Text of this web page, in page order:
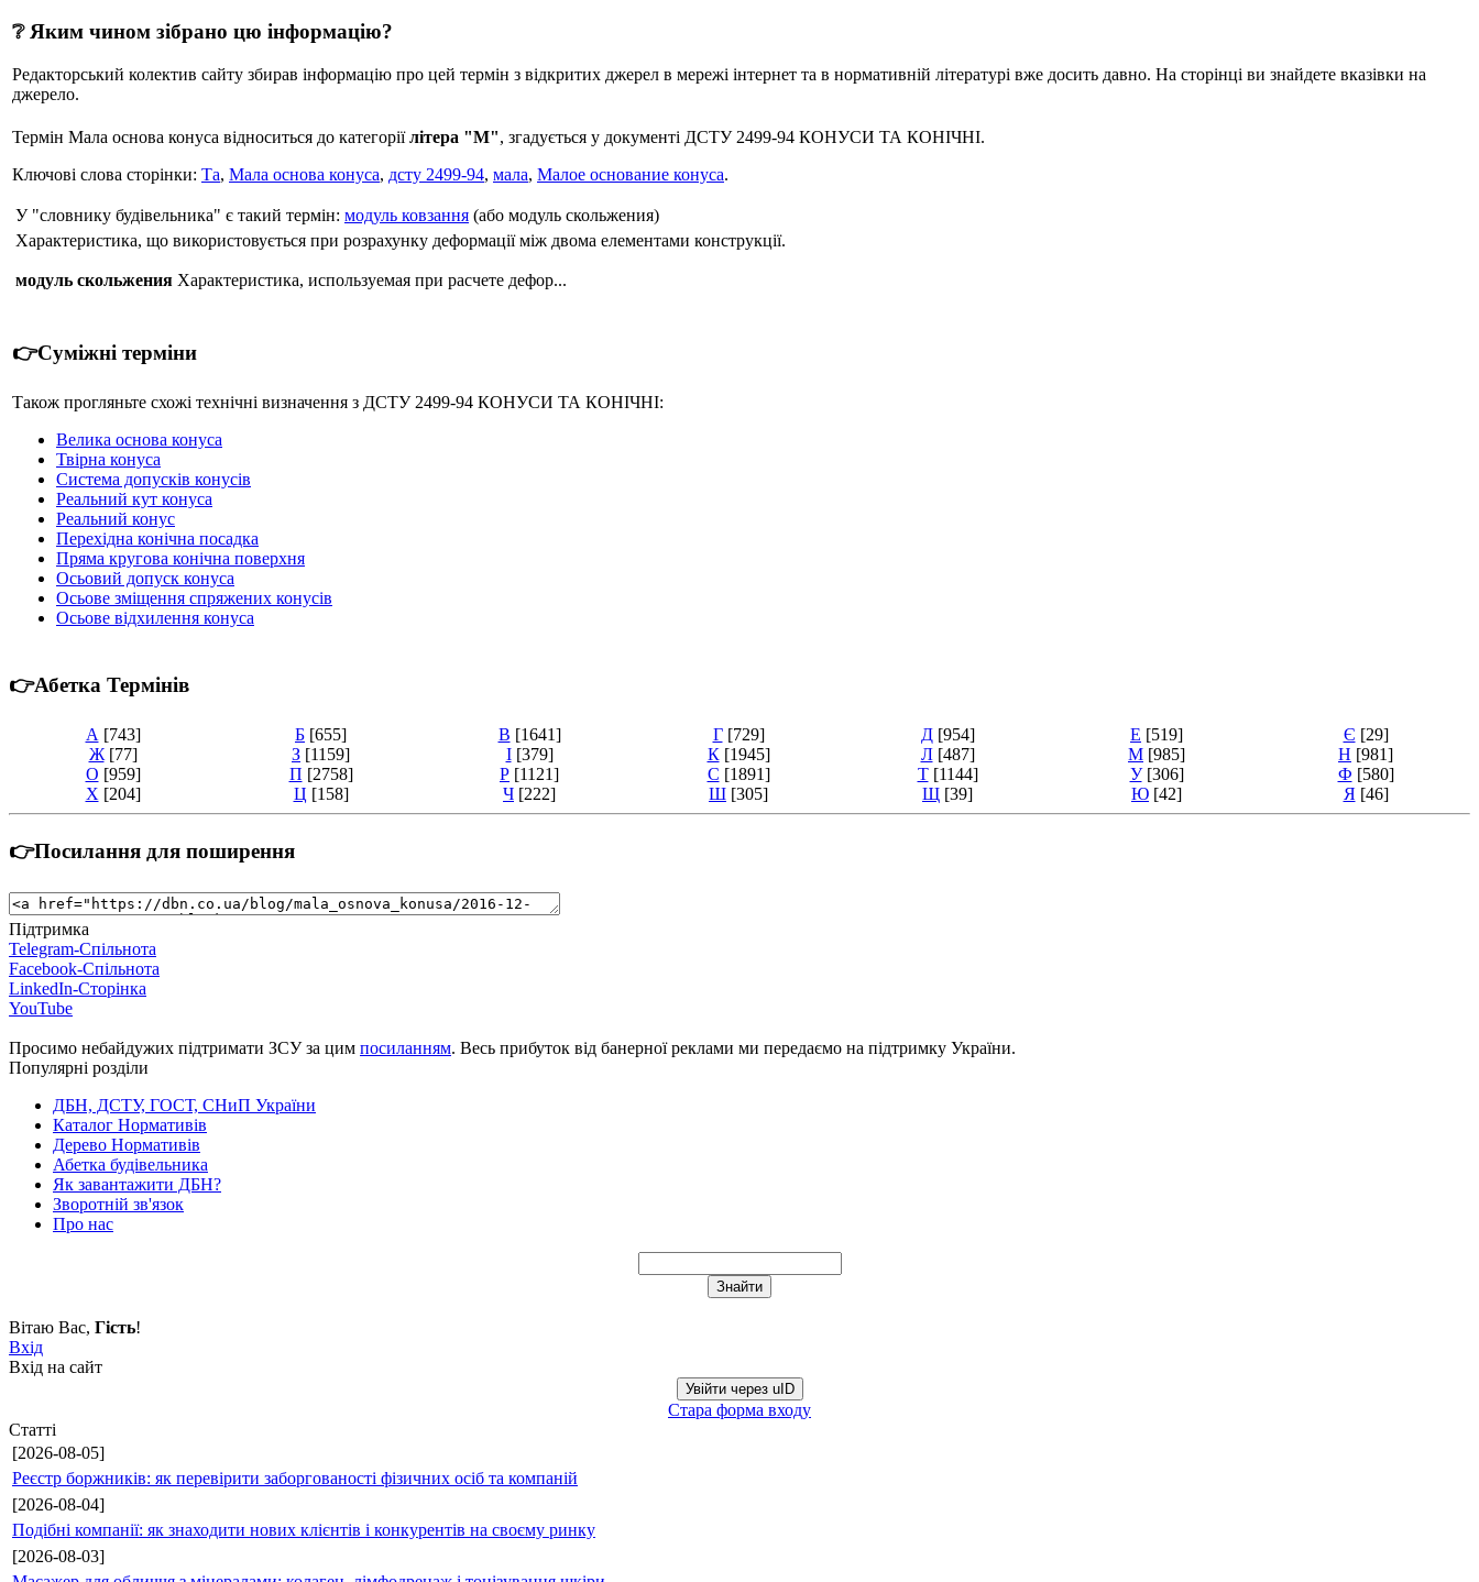
❔ Яким чином зібрано цю інформацію?
Редакторський колектив сайту збирав інформацію про цей термін з відкритих джерел в мережі інтернет та в нормативній літературі вже досить давно. На сторінці ви знайдете вказівки на
джерело.
Термін Мала основа конуса відноситься до категоріїлітера "М", згадується у документі ДСТУ 2499-94 КОНУСИ ТА КОНІЧНІ.
Ключові слова сторінки: Та, Мала основа конуса, дсту 2499-94, мала, Малое основание конуса.
У "словнику будівельника" є такий термін: модуль ковзання (або модуль скольжения)
Характеристика, що використовується при розрахунку деформації між двома елементами конструкції.
модуль скольжения Характеристика, используемая при расчете дефор...
👉Суміжні терміни
Також прогляньте схожі технічні визначення з ДСТУ 2499-94 КОНУСИ ТА КОНІЧНІ:
Велика основа конуса
Твірна конуса
Система допусків конусів
Реальний кут конуса
Реальний конус
Перехідна конічна посадка
Пряма кругова конічна поверхня
Осьовий допуск конуса
Осьове зміщення спряжених конусів
Осьове відхилення конуса
👉Абетка Термінів
А [743] Б [655] В [1641] Г [729] Д [954] Е [519] Є [29]
Ж [77] З [1159] І [379] К [1945] Л [487] М [985] Н [981]
О [959] П [2758] Р [1121] С [1891] Т [1144] У [306] Ф [580]
Х [204] Ц [158] Ч [222] Ш [305] Щ [39] Ю [42] Я [46]
👉Посилання для поширення
Підтримка
Telegram-Спільнота
Facebook-Спільнота
LinkedIn-Сторінка
YouTube
Просимо небайдужих підтримати ЗСУ за цим посиланням. Весь прибуток від банерної реклами ми передаємо на підтримку України.
Популярні розділи
ДБН, ДСТУ, ГОСТ, СНиП України
Каталог Нормативів
Дерево Нормативів
Абетка будівельника
Як завантажити ДБН?
Зворотній зв'язок
Про нас
Вітаю Вас, Гість!
Вхід
Вхід на сайт
Увійти через uID
Стара форма входу
Статті
[2026-08-05]
Реєстр боржників: як перевірити заборгованості фізичних осіб та компаній
[2026-08-04]
Подібні компанії: як знаходити нових клієнтів і конкурентів на своєму ринку
[2026-08-03]